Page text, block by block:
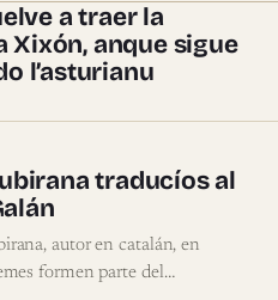
a traer la
Xixón, anque sigue
l’asturianu
traducíos al
autor en catalán, en
formen parte del…